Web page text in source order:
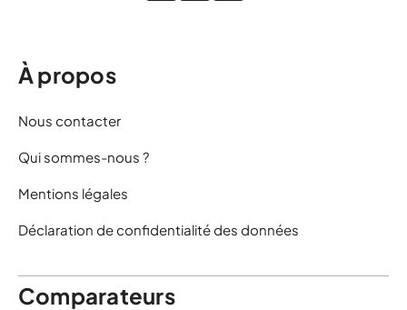
À propos
Nous contacter
Qui sommes-nous ?
Mentions légales
Déclaration de confidentialité des données
Comparateurs